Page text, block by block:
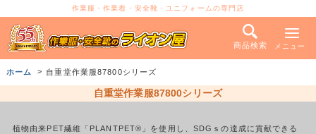
作業服・作業着・安全靴・ユニフォームの専門店
商品検索 メニュー
ホーム 自重堂作業服87800シリーズ
自重堂作業服87800シリーズ
植物由来PET繊維「PLANTPET®」を使用し、SDGｓの達成に貢献できる